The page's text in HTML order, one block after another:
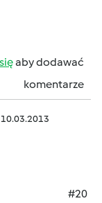
aby dodawać
komentarze
10.03.2013
#20